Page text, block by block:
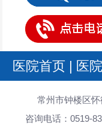
医院首页 | 医
常州市钟楼区怀
咨询电话：0519-